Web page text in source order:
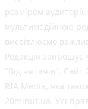
розміром
мультимедійною
висвітлюємо
Редакція запрошує
"Від читачів".
RIA Media, яка
20minut.ua. Усі